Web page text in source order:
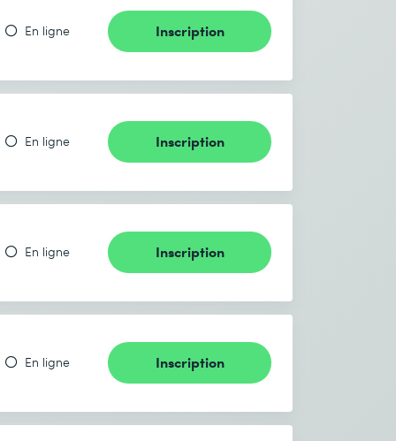
En ligne Inscription
En ligne Inscription
En ligne Inscription
En ligne Inscription